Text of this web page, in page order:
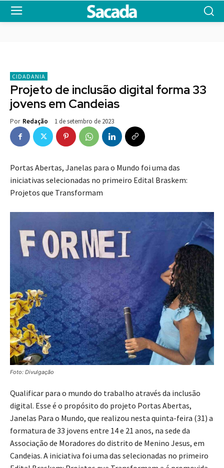
CIDADANIA
Projeto de inclusão digital forma 33
jovens em Candeias
Por Redação 1 de setembro de 2023
Portas Abertas, Janelas para o Mundo foi uma das
iniciativas selecionadas no primeiro Edital Braskem:
Projetos que Transformam
Foto: Divulgação
Qualificar para o mundo do trabalho através da inclusão
digital. Esse é o propósito do projeto Portas Abertas,
Janelas Para o Mundo, que realizou nesta quinta-feira (31) a
formatura de 33 jovens entre 14 e 21 anos, na sede da
Associação de Moradores do distrito de Menino Jesus, em
Candeias. A iniciativa foi uma das selecionadas no primeiro